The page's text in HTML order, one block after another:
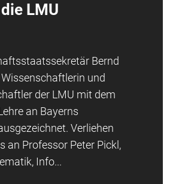
LMU
Bernd
und
der LMU mit dem
an Bayerns
Verliehen
an Professor Peter Pickl,
Info...